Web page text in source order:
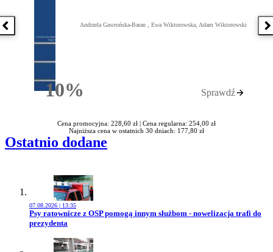
Poprzednia książka
10%Rabatu
Andrzela Gawrońska-Baran , Ewa Wiktorowska, Adam Wiktorowski
Sprawdź
Cena promocyjna: 228,60 zł | Cena regularna: 254,00 zł
Najniższa cena w ostatnich 30 dniach: 177,80 zł
Ostatnio dodane
07.08.2026 | 13:35
Przejdź do artykułu:
Psy ratownicze z OSP pomogą innym służbom - nowelizacja trafi do
prezydenta